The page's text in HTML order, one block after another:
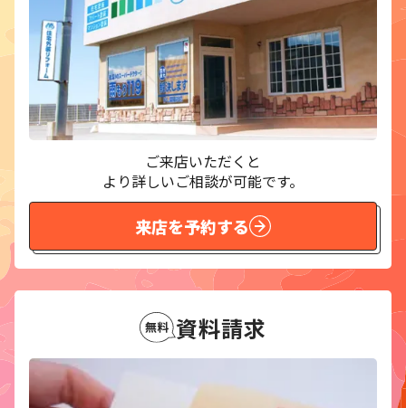
ご来店いただくと
より詳しいご相談が可能です。
来店を予約する
資料請求